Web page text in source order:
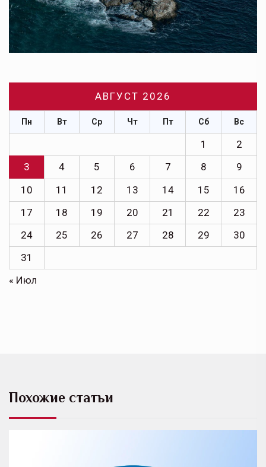
АВГУСТ 2026
Пн Вт Ср Чт Пт Сб Вс
1
2
3
4 5 6 7 8
9
10
11 12 13 14 15
16
17
18 19 20 21 22
23
24
25 26 27 28 29
30
31
« Июл
Похожие статьи